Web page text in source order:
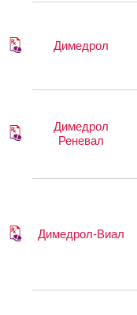
Димедрол
Димедрол
Реневал
Димедрол-Виал